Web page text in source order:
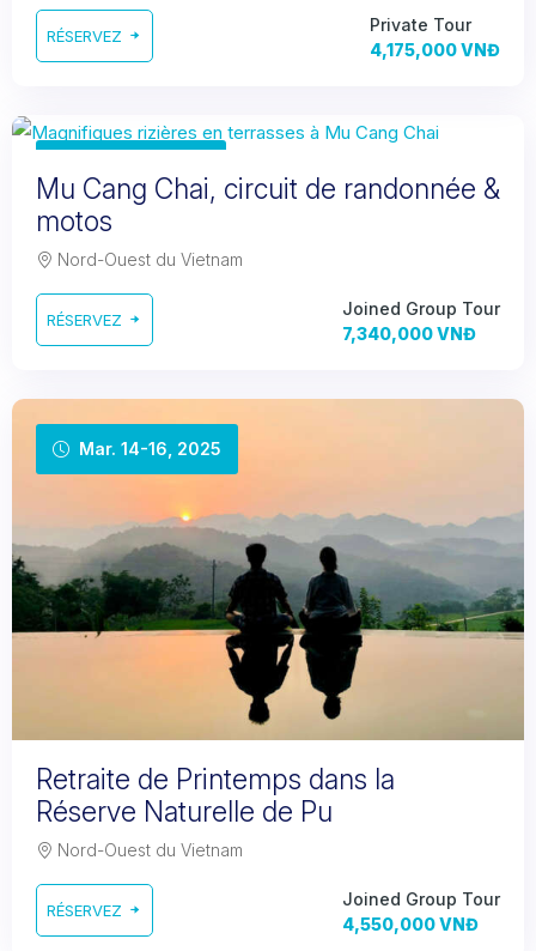
RÉSERVEZ
Private Tour
4,175,000 VNĐ
Mu Cang Chai, circuit de randonnée &
motos
Nord-Ouest du Vietnam
RÉSERVEZ
Joined Group Tour
7,340,000 VNĐ
Mar. 14-16, 2025
Retraite de Printemps dans la
Réserve Naturelle de Pu
Nord-Ouest du Vietnam
RÉSERVEZ
Joined Group Tour
4,550,000 VNĐ